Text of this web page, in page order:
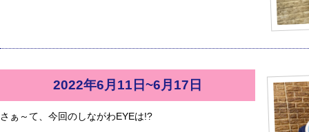
2022年6月11日~6月17日
さぁ～て、今回のしながわEYEは!?